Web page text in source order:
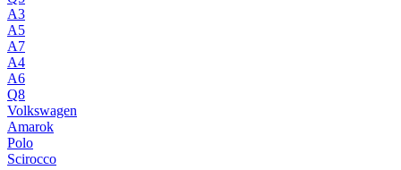
A3
A5
A7
A4
A6
Q8
Volkswagen
Amarok
Polo
Scirocco